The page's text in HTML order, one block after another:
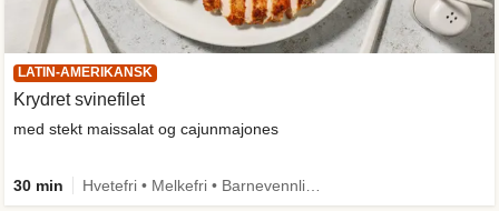
LATIN-AMERIKANSK
Krydret svinefilet
med stekt maissalat og cajunmajones
30 min